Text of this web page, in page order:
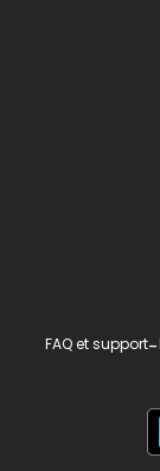
FAQ et support-